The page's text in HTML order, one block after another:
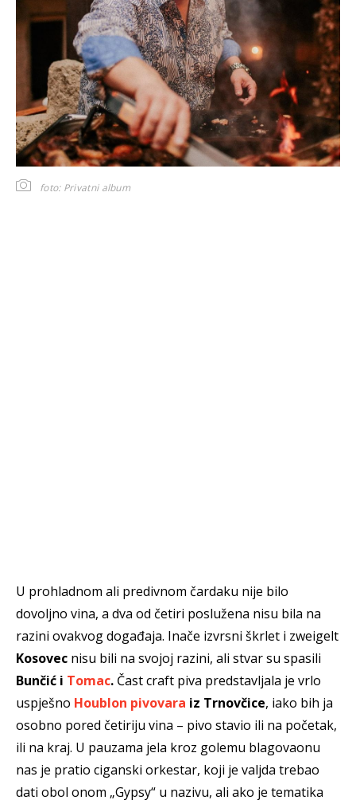
foto: Privatni album
U prohladnom ali predivnom čardaku nije bilo
dovoljno vina, a dva od četiri poslužena nisu bila na
razini ovakvog događaja. Inače izvrsni škrlet i zweigelt
Kosovec nisu bili na svojoj razini, ali stvar su spasili
Bunčić i Tomac. Čast craft piva predstavljala je vrlo
uspješno Houblon pivovara iz Trnovčice, iako bih ja
osobno pored četiriju vina – pivo stavio ili na početak,
ili na kraj. U pauzama jela kroz golemu blagovaonu
nas je pratio ciganski orkestar, koji je valjda trebao
dati obol onom „Gypsy“ u nazivu, ali ako je tematika